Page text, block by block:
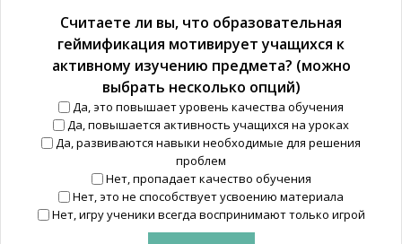
Считаете ли вы, что образовательная
геймификация мотивирует учащихся к
активному изучению предмета? (можно
выбрать несколько опций)
Да, это повышает уровень качества обучения
Да, повышается активность учащихся на уроках
Да, развиваются навыки необходимые для решения
проблем
Нет, пропадает качество обучения
Нет, это не способствует усвоению материала
Нет, игру ученики всегда воспринимают только игрой